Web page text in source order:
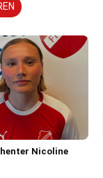
Nicoline